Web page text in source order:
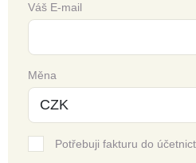
Váš E-mail
Měna
Potřebuji fakturu do